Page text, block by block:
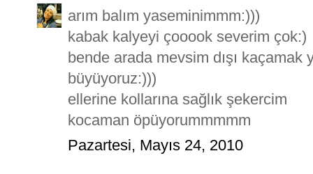
arım balım yaseminimmm:)))
kabak kalyeyi çooook severim çok:)
bende arada mevsim dışı kaçamak
büyüyoruz:)))
ellerine kollarına sağlık şekercim
kocaman öpüyorummmmm
Pazartesi, Mayıs 24, 2010